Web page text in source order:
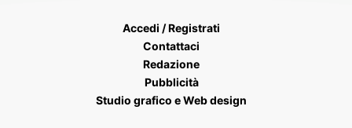
Accedi / Registrati
Contattaci
Redazione
Pubblicità
Studio grafico e Web design